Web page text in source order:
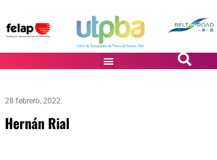
28 febrero, 2022
Hernán Rial